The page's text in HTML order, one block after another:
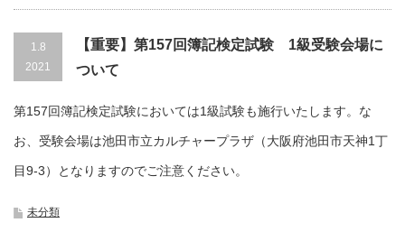
1.8
2021
【重要】第157回簿記検定試験 1級受験会場に
ついて
第157回簿記検定試験においては1級試験も施行いたします。な
お、受験会場は池田市立カルチャープラザ（大阪府池田市天神1丁
目9-3）となりますのでご注意ください。
未分類